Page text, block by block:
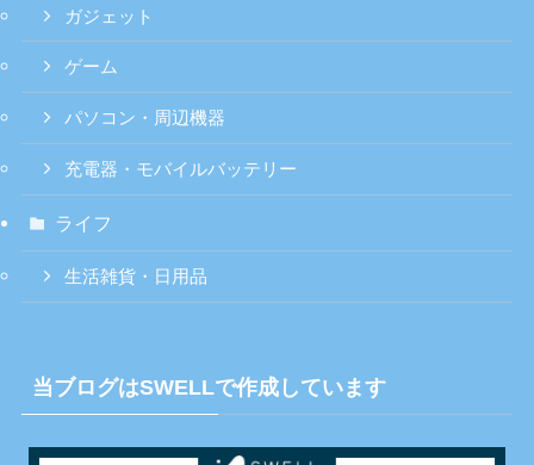
ガジェット
ゲーム
パソコン・周辺機器
充電器・モバイルバッテリー
ライフ
生活雑貨・日用品
当ブログはSWELLで作成しています